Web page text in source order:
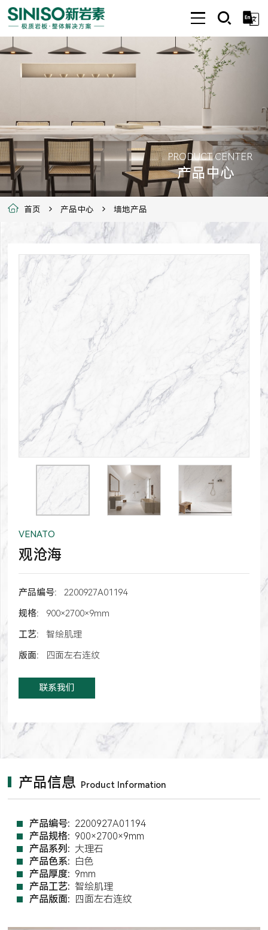
PRODUCT CENTER
产品中心
首页 产品中心 墙地产品
VENATO
观沧海
产品编号:
2200927A01194
规格:
900×2700×9mm
工艺:
智绘肌理
版面:
四面左右连纹
联系我们
产品信息 Product Information
产品编号: 2200927A01194
产品规格: 900×2700×9mm
产品系列: 大理石
产品色系: 白色
产品厚度: 9mm
产品工艺: 智绘肌理
产品版面: 四面左右连纹